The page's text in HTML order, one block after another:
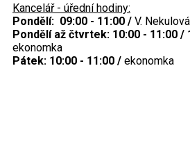
Kancelář - úřední hodiny:
Pondělí: 09:00 - 11:00 / V.
Pondělí až čtvrtek: 10:00 - 11:00 /
ekonomka
Pátek: 10:00 - 11:00 / ekonomka